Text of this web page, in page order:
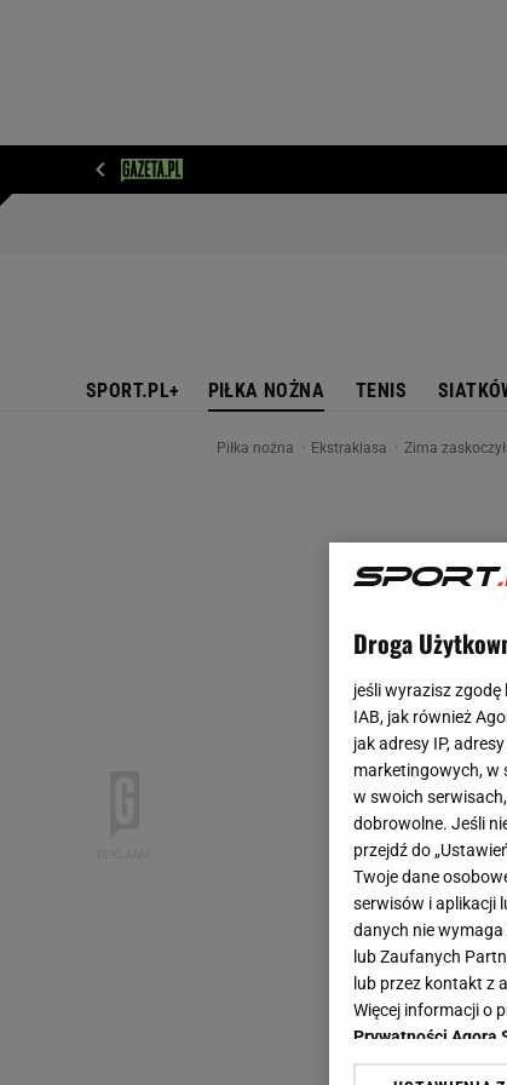
SPORT.PL+ PIŁKA NOŻNA TENIS
Piłka nożna Ekstraklasa Zima
Droga
jeśli wyrazisz zgodę
IAB, jak również
jak adresy IP,
marketingowych, w
w swoich
dobrowolne. Jeśli
przejdź do
Twoje dane
serwisów i aplikacji
danych nie wymaga
lub Zaufanych
lub przez kontakt z
Więcej informacji o
Prywatności Agora